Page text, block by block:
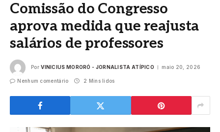
Comissão do Congresso
aprova medida que reajusta
salários de professores
Por VINICIUS MORORÓ - JORNALISTA ATÍPICO maio 20, 2026
Nenhum comentário 2 Mins lidos